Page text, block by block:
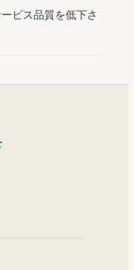
ビス品質を低下さ